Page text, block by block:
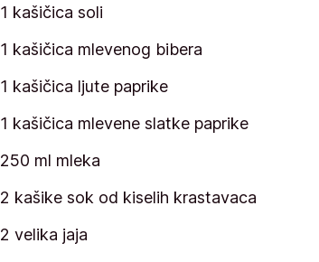
1 kašičica soli
1 kašičica mlevenog bibera
1 kašičica ljute paprike
1 kašičica mlevene slatke paprike
250 ml mleka
2 kašike sok od kiselih krastavaca
2 velika jaja